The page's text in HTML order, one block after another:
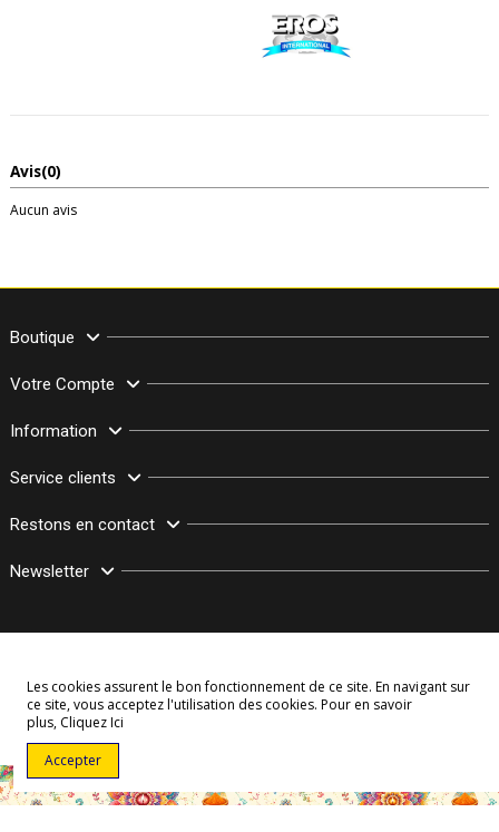
Avis(0)
Aucun avis
Boutique
Votre Compte
Information
Service clients
Restons en contact
Newsletter
© Copyright 2003–2026 Bollymarket.com - Tous Droits Réservés
Les cookies assurent le bon fonctionnement de ce site. En navigant sur
ce site, vous acceptez l'utilisation des cookies. Pour en savoir
plus, Cliquez Ici
Accepter